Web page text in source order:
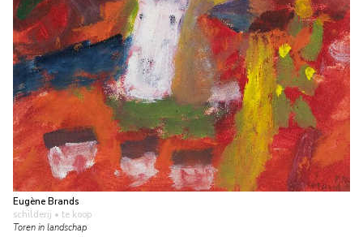
Eugène Brands
schilderij • te koop
Toren in landschap